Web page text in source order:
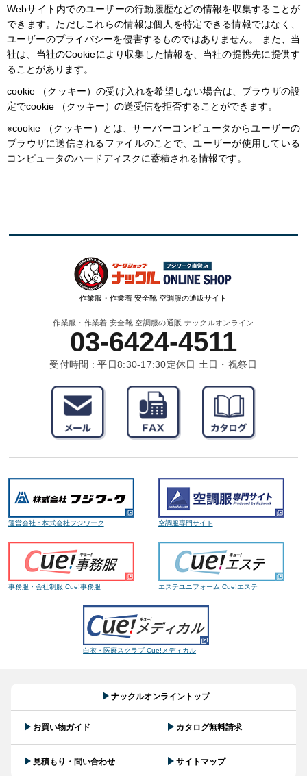
Webサイト内でのユーザーの行動履歴などの情報を収集することが
できます。ただしこれらの情報は個人を特定できる情報ではなく、
ユーザーのプライバシーを侵害するものではありません。 また、当
社は、当社のCookieにより収集した情報を、当社の提携先に提供す
ることがあります。
cookie （クッキー）の受け入れを希望しない場合は、ブラウザの設
定でcookie （クッキー）の送受信を拒否することができます。
※cookie （クッキー）とは、サーバーコンピュータからユーザーの
ブラウザに送信されるファイルのことで、ユーザーが使用している
コンピュータのハードディスクに蓄積される情報です。
作業服・作業着 安全靴 空調服の通販サイト
作業服・作業着 安全靴 空調服の通販 ナックルオンライン
03-6424-4511
受付時間 : 平日8:30-17:30定休日 土日・祝祭日
運営会社：株式会社フジワーク 空調服専門サイト
事務服・会社制服 Cue!事務服 エステユニフォーム Cue!エステ
白衣・医療スクラブ Cue!メディカル
ナックルオンライントップ
お買い物ガイド カタログ無料請求
見積もり・問い合わせ サイトマップ